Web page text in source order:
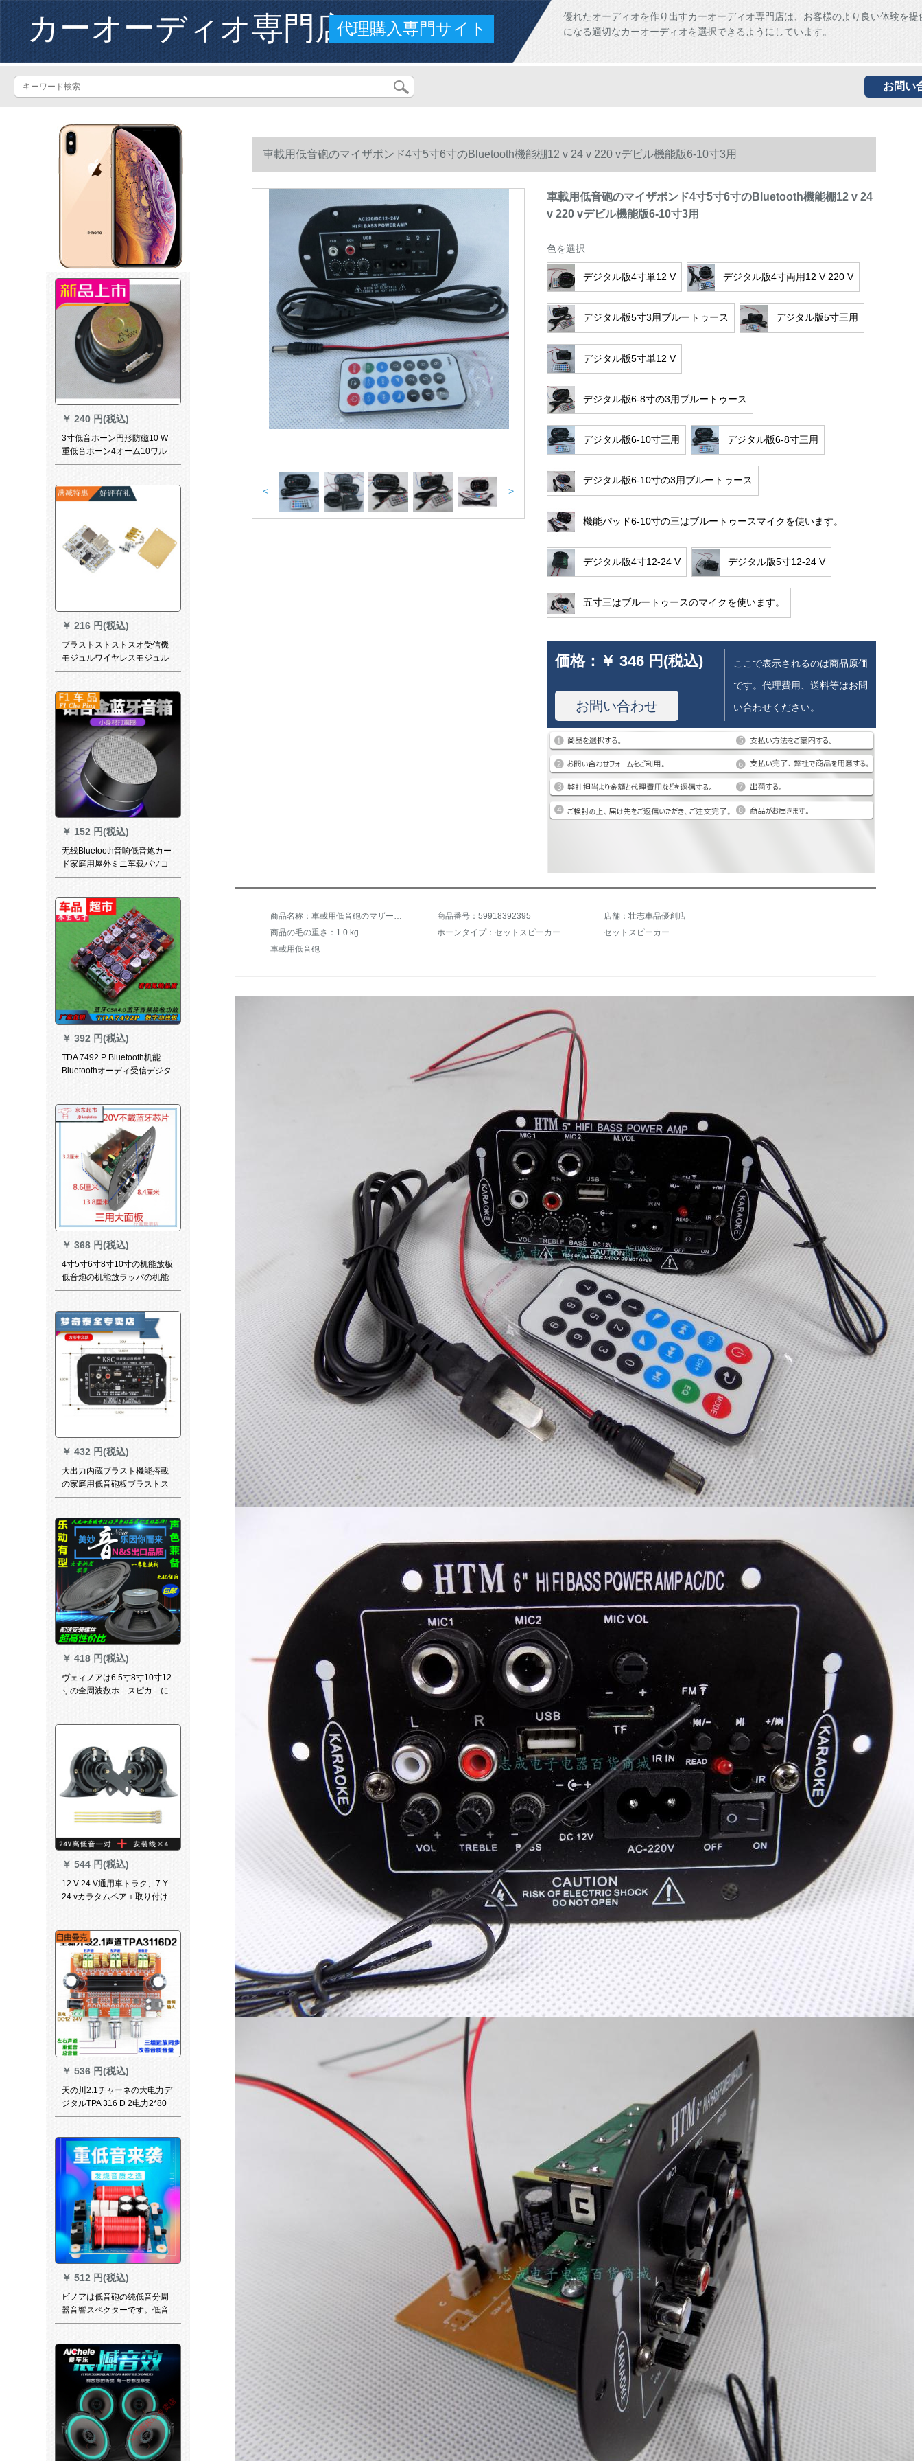
カーオーディオ専門店代理購入専門サイト
優れたオーディオを作り出すカーオーディオ専門店は、お客様のより良い体験を提
になる適切なカーオーディオを選択できるようにしています。
お問い
￥ 240 円(税込)
3寸低音ホーン円形防磁10 W
重低音ホーン4オーム10ワル
ド75 mmホーン75 mmホープ
￥ 216 円(税込)
ブラストストストスオ受信機
モジュルワイヤレスモジュル
ールの不可逆車載スピカはブ
ラストである。トゥルス標準
版＋カバを変更する。
￥ 152 円(税込)
无线Bluetooth音响低音炮カー
ド家庭用屋外ミニ车载パソコ
ン小型携帯テープスカー大音
スカー】色はランダで発行さ
れます。
￥ 392 円(税込)
TDA 7492 P Bluetooth机能
Bluetoothオーディ受信デジタ
ル机能Bluetooth CSR 4.0に适
￥ 368 円(税込)
4寸5寸6寸8寸10寸の机能放板
低音炮の机能放ラッパの机能
放机炮の芯のスペクトラムボ
型パネルジュール12 v 24 v
220 vを付けます。
￥ 432 円(税込)
大出力内蔵ブラスト機能搭載
の家庭用低音砲板ブラストス
トストストスト機能搭載のマ
パネル、ブラストストストス
トストストストストストスト
ストスト5ラインチー
￥ 418 円(税込)
ヴェィノアは6.5寸8寸10寸12
寸の全周波数ホ－スピカ—に
ふさわしいです。低音ホーン
￥ 544 円(税込)
12 V 24 V通用車トラク、7 Y
24 vカラタムペア＋取り付け
レイン
￥ 536 円(税込)
天の川2.1チャーネの大电力デ
ジタルTPA 316 D 2电力2*80
W+100 Wに适用します。
￥ 512 円(税込)
ビノアは低音砲の純低音分周
器音響スペクターです。低音
は周点が一つの価格格を调整
版)
車載用低音砲のマイザボンド4寸5寸6寸のBluetooth機能棚12 v 24 v 220 vデビル機能版6-10寸3用
< >
車載用低音砲のマイザボンド4寸5寸6寸のBluetooth機能棚12 v 24
v 220 vデビル機能版6-10寸3用
色を選択
デジタル版4寸単12 V デジタル版4寸両用12 V 220 V
デジタル版5寸3用ブルートゥース デジタル版5寸三用
デジタル版5寸単12 V
デジタル版6-8寸の3用ブルートゥース
デジタル版6-10寸三用 デジタル版6-8寸三用
デジタル版6-10寸の3用ブルートゥース
機能パッド6-10寸の三はブルートゥースマイクを使います。
デジタル版4寸12-24 V デジタル版5寸12-24 V
五寸三はブルートゥースのマイクを使います。
価格： ￥ 346 円(税込)
お問い合わせ
ここで表示されるのは商品原価
です。代理費用、送料等はお問
い合わせください。
商品番号：59918392395
店舗：壮志車品優創店
商品の毛の重さ：1.0 kg
ホーンタイプ：セットスピーカー
セットスピーカー
車載用低音砲